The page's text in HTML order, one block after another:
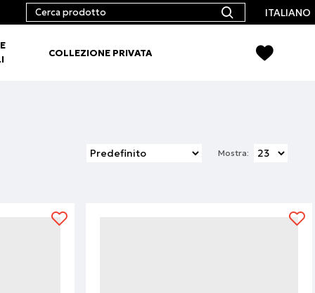
ITALIANO
COLLEZIONE PRIVATA
Mostra: